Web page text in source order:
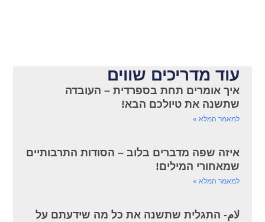
עוד מדריכים שווים
איך אומרים תחת בספרדית – העובדה
שתשנה את טיולכם הבא!
למאמר המלא »
איזה שפה מדברים בלוב – הסודות התרבותיים
שמאחורי המילים!
למאמר המלא »
لام- התגלית שתשנה את כל מה שידעתם על